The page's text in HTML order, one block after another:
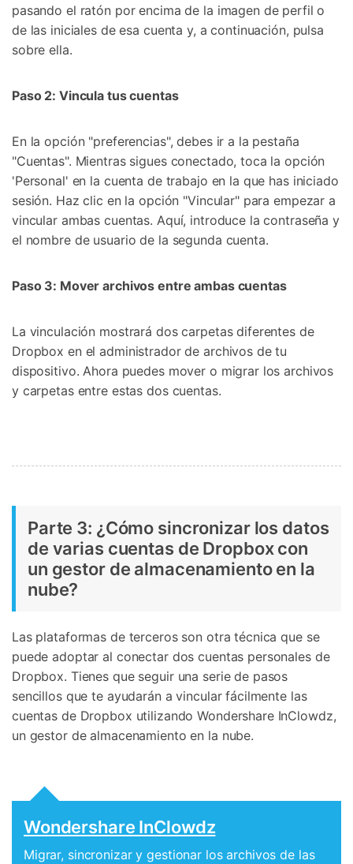
pasando el ratón por encima de la imagen de perfil o
de las iniciales de esa cuenta y, a continuación, pulsa
sobre ella.
Paso 2: Vincula tus cuentas
En la opción "preferencias", debes ir a la pestaña
"Cuentas". Mientras sigues conectado, toca la opción
'Personal' en la cuenta de trabajo en la que has iniciado
sesión. Haz clic en la opción "Vincular" para empezar a
vincular ambas cuentas. Aquí, introduce la contraseña y
el nombre de usuario de la segunda cuenta.
Paso 3: Mover archivos entre ambas cuentas
La vinculación mostrará dos carpetas diferentes de
Dropbox en el administrador de archivos de tu
dispositivo. Ahora puedes mover o migrar los archivos
y carpetas entre estas dos cuentas.
Parte 3: ¿Cómo sincronizar los datos
de varias cuentas de Dropbox con
un gestor de almacenamiento en la
nube?
Las plataformas de terceros son otra técnica que se
puede adoptar al conectar dos cuentas personales de
Dropbox. Tienes que seguir una serie de pasos
sencillos que te ayudarán a vincular fácilmente las
cuentas de Dropbox utilizando Wondershare InClowdz,
un gestor de almacenamiento en la nube.
Wondershare InClowdz
Migrar, sincronizar y gestionar los archivos de las
+50M usuarios y +17 años de confianza
Abrir App Prueba Online